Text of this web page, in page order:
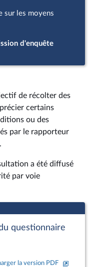
sur les moyens
d'enquête
de récolter des
certains
ou des
par le rapporteur
a été diffusé
par voie
questionnaire
la version PDF